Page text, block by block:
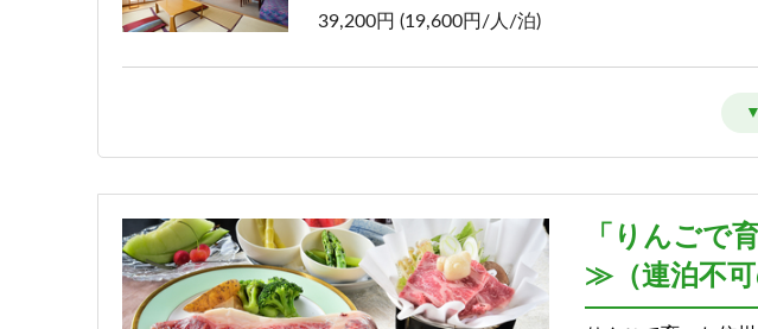
39,200円 (19,600円/人/泊)
「りんごで
≫（連泊不可